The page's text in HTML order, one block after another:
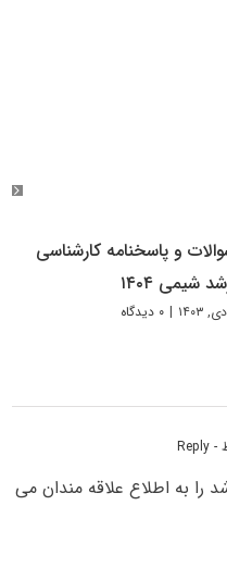
و پاسخنامه کارشناسی
شیمی ۱۴۰۴
| ۰ دیدگاه
- Reply
را به اطلاع علاقه مندان می